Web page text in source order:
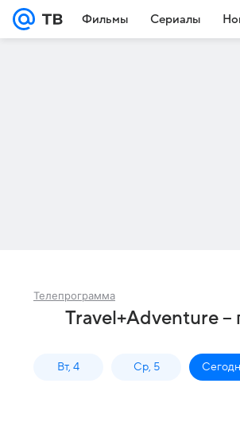
Фильмы Сериалы
Телепрограмма
Travel+Adventure –
Вт, 4 Ср, 5